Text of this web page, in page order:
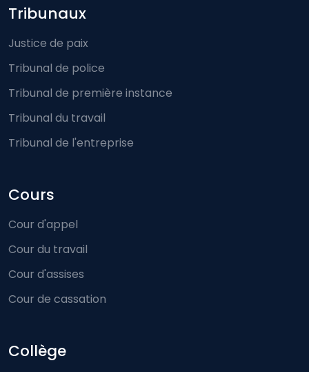
Footer-menu
Tribunaux
Justice de paix
Tribunal de police
Tribunal de première instance
Tribunal du travail
Tribunal de l'entreprise
Cours
Cour d'appel
Cour du travail
Cour d'assises
Cour de cassation
Collège